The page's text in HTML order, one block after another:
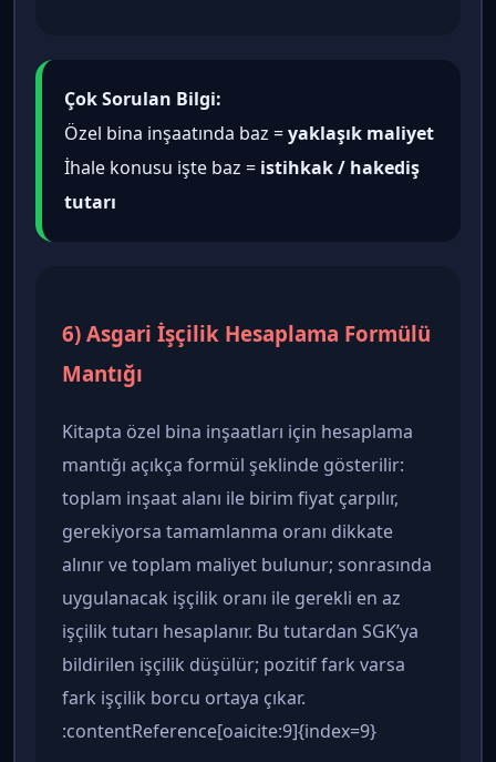
Çok Sorulan Bilgi:
Özel bina inşaatında baz =yaklaşık maliyet
İhale konusu işte baz = istihkak / hakediş
tutarı
6) Asgari İşçilik Hesaplama Formülü
Mantığı
Kitapta özel bina inşaatları için hesaplama
mantığı açıkça formül şeklinde gösterilir:
toplam inşaat alanı ile birim fiyat çarpılır,
gerekiyorsa tamamlanma oranı dikkate
alınır ve toplam maliyet bulunur; sonrasında
uygulanacak işçilik oranı ile gerekli en az
işçilik tutarı hesaplanır. Bu tutardan SGK’ya
bildirilen işçilik düşülür; pozitif fark varsa
fark işçilik borcu ortaya çıkar.
:contentReference[oaicite:9]{index=9}